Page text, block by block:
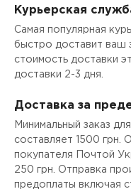
Курьерская
Самая популярная
быстро доставит ваш
стоимость доставки
доставки 2-3 дня.
Доставка за
Минимальный заказ
составляет 1500 грн.
покупателя Почтой
250 грн. Отправка
предоплаты включая